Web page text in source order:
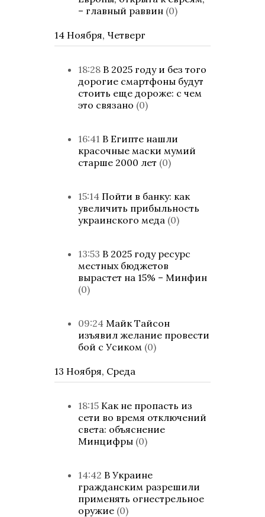
– главный раввин (0)
14 Ноября, Четверг
18:28 В 2025 году и без того
дорогие смартфоны будут
стоить еще дороже: с чем
это связано (0)
16:41 В Египте нашли
красочные маски мумий
старше 2000 лет (0)
15:14 Пойти в банку: как
увеличить прибыльность
украинского меда (0)
13:53 В 2025 году ресурс
местных бюджетов
вырастет на 15% – Минфин
(0)
09:24 Майк Тайсон
изъявил желание провести
бой с Усиком (0)
13 Ноября, Среда
18:15 Как не пропасть из
сети во время отключений
света: объяснение
Минцифры (0)
14:42 В Украине
гражданским разрешили
применять огнестрельное
оружие (0)